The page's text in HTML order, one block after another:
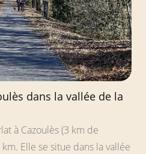
dans la vallée de la
à Cazoulès (3 km de
Elle se situe dans la vallée